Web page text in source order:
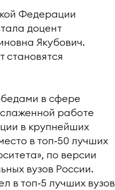
Федерации
доцент
Якубович.
становятся
в сфере
работе
в крупнейших
в топ‑50 лучших
по версии
вузов России.
в топ‑5 лучших вузов